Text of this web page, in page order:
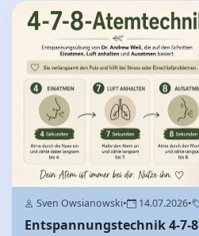
Sven Owsianowski• 14.07.2026•
Entspannungstechnik 4-7-8